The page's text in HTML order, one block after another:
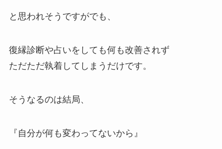
と思われそうですがでも、
復縁診断や占いをしても何も改善されず
ただただ執着してしまうだけです。
そうなるのは結局、
『自分が何も変わってないから』